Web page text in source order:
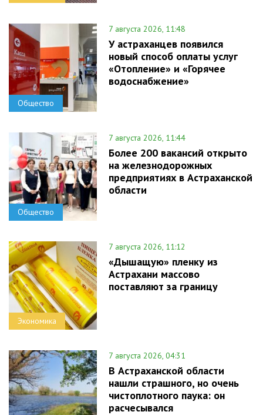
Общество
7 августа 2026, 11:48
У астраханцев появился
новый способ оплаты услуг
«Отопление» и «Горячее
водоснабжение»
Общество
7 августа 2026, 11:44
Более 200 вакансий открыто
на железнодорожных
предприятиях в Астраханской
области
Экономика
7 августа 2026, 11:12
«Дышащую» пленку из
Астрахани массово
поставляют за границу
7 августа 2026, 04:31
В Астраханской области
нашли страшного, но очень
чистоплотного паука: он
расчесывался